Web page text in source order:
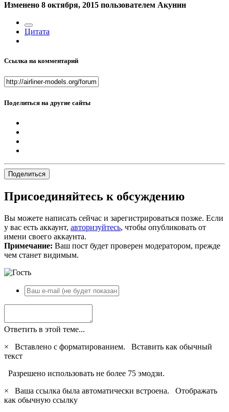
Изменено 8 октября, 2015 пользователем Акунин
Цитата
Ссылка на комментарий
Поделиться на другие сайты
Поделиться
Присоединяйтесь к обсуждению
Вы можете написать сейчас и зарегистрироваться позже. Если
у вас есть аккаунт, авторизуйтесь, чтобы опубликовать от
имени своего аккаунта.
Примечание: Ваш пост будет проверен модератором, прежде
чем станет видимым.
Ответить в этой теме...
×
Вставлено с форматированием. Вставить как обычный
текст
Разрешено использовать не более 75 эмодзи.
×
Ваша ссылка была автоматически встроена. Отображать
как обычную ссылку